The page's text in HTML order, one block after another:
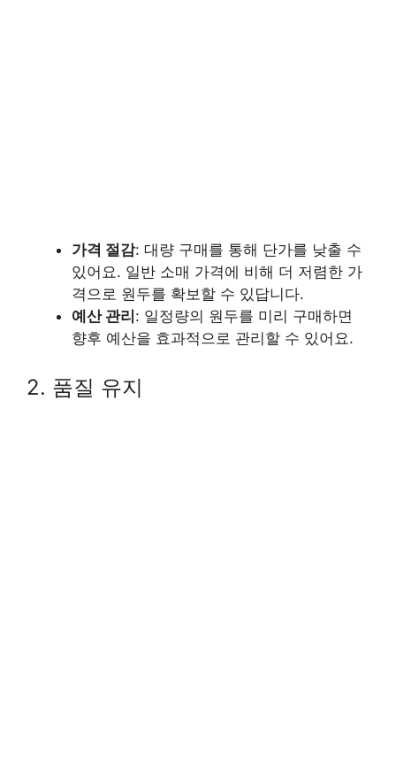
가격 절감: 대량 구매를 통해 단가를 낮출 수
있어요. 일반 소매 가격에 비해 더 저렴한 가
격으로 원두를 확보할 수 있답니다.
예산 관리: 일정량의 원두를 미리 구매하면
향후 예산을 효과적으로 관리할 수 있어요.
2. 품질 유지